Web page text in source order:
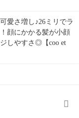
愛さ増し♪26ミリでラ
顔にかかる髪が小顔
しやすさ◎【coo et